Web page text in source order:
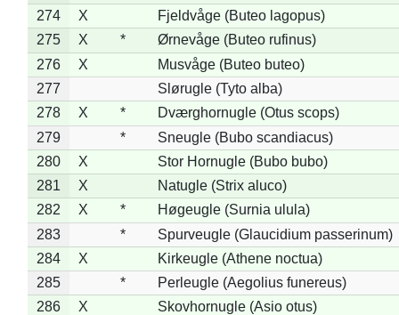
274
X
Fjeldvåge (Buteo lagopus)
275
X *
Ørnevåge (Buteo rufinus)
276
X
Musvåge (Buteo buteo)
277
Slørugle (Tyto alba)
278
X *
Dværghornugle (Otus scops)
279
*
Sneugle (Bubo scandiacus)
280
X
Stor Hornugle (Bubo bubo)
281
X
Natugle (Strix aluco)
282
X *
Høgeugle (Surnia ulula)
283
*
Spurveugle (Glaucidium passerinum)
284
X
Kirkeugle (Athene noctua)
285
*
Perleugle (Aegolius funereus)
286
X
Skovhornugle (Asio otus)